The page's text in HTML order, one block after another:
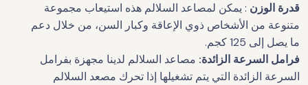
قدرة الوزن : يمكن لمصاعد السلالم هذه استيعاب مجموعة
متنوعة من الأشخاص ذوي الإعاقة وكبار السن، من خلال دعم
ما يصل إلى 125 كجم.
فرامل السرعة الزائدة: مصاعد السلالم لدينا مجهزة بفرامل
السرعة الزائدة التي يتم تشغيلها إذا تحرك مصعد السلالم